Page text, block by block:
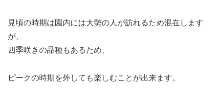
見頃の時期は園内には大勢の人が訪れるため混在します
が、
四季咲きの品種もあるため、
ピークの時期を外しても楽しむことが出来ます。